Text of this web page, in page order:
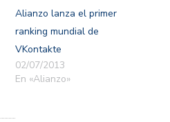
Alianzo lanza el primer
ranking mundial de
VKontakte
02/07/2013
En «Alianzo»